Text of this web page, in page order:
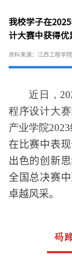
我校学子在
计大赛中获得优
资料来源：江西工程学院
近日，
程序设计大
产业学院2023
在比赛中表
出色的创新
全国总决赛
卓越风采。